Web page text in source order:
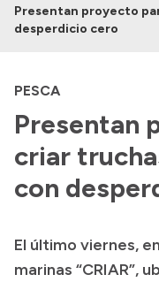
Institucional
Referentes de
Archivo de noticias
Transparencia
Boletín Oficial
Presentan proyecto
desperdicio cero
PESCA
Presentan
criar
con
El último viernes,
marinas “CRIAR”,